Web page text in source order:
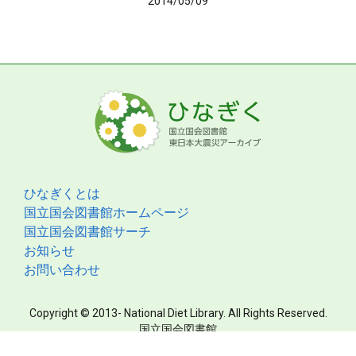
ひなぎくとは
国立国会図書館ホームページ
国立国会図書館サーチ
お知らせ
お問い合わせ
Copyright © 2013- National Diet Library. All Rights Reserved.